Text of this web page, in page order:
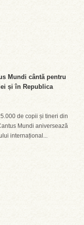
Mundi cântă pentru
și în Republica
de copii și tineri din
Mundi aniversează
internațional...